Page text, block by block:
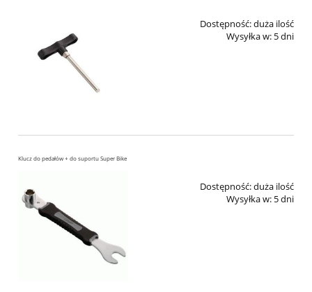
Dostępność:duża ilość
Wysyłka w: 5 dni
Klucz do pedałów + do suportu Super Bike
Dostępność:duża ilość
Wysyłka w: 5 dni